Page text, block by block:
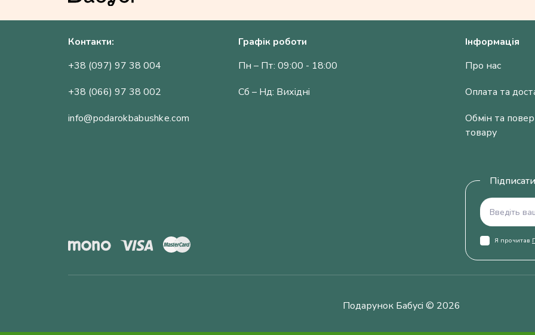
Контакти:
+38 (097) 97 38 004
+38 (066) 97 38 002
info@podarokbabushke.com
Графік роботи
Пн – Пт: 09:00 - 18:00
Сб – Нд: Вихідні
Інформація
Про нас
Оплата та
Обмін та
товару
Я прочитав
Подарунок Бабусі © 2026